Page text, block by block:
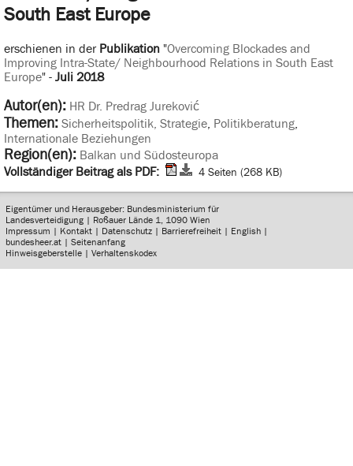
South East Europe
erschienen in der Publikation"Overcoming Blockades and
Improving Intra-State/ Neighbourhood Relations in South East
Europe" - Juli 2018
Autor(en): HR Dr. Predrag Jureković
Themen: Sicherheitspolitik, Strategie, Politikberatung,
Internationale Beziehungen
Region(en): Balkan und Südosteuropa
Vollständiger Beitrag als PDF:
4 Seiten (268 KB)
Eigentümer und Herausgeber: Bundesministerium für
Landesverteidigung | Roßauer Lände 1, 1090 Wien
Impressum | Kontakt | Datenschutz | Barrierefreiheit | English |
bundesheer.at |Seitenanfang
Hinweisgeberstelle |Verhaltenskodex